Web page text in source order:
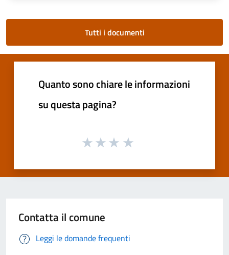
Tutti i documenti
Quanto sono chiare le informazioni
su questa pagina?
Contatta il comune
Leggi le domande frequenti